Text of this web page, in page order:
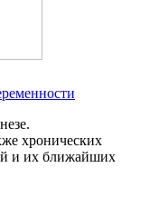
хронических
и их ближайших